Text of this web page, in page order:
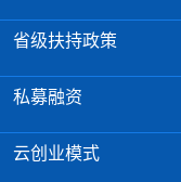
省级扶持政策
私募融资
云创业模式